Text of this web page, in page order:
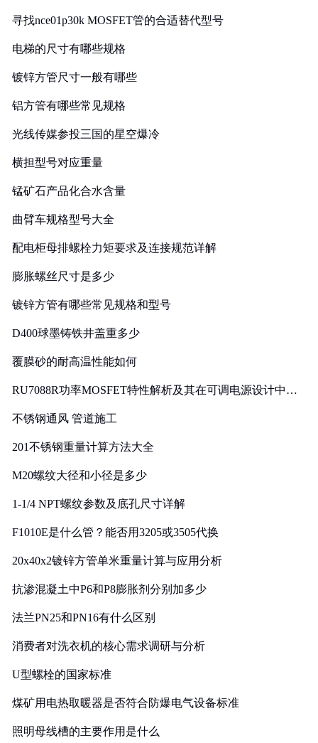
寻找nce01p30k MOSFET管的合适替代型号
电梯的尺寸有哪些规格
镀锌方管尺寸一般有哪些
铝方管有哪些常见规格
光线传媒参投三国的星空爆冷
横担型号对应重量
锰矿石产品化合水含量
曲臂车规格型号大全
配电柜母排螺栓力矩要求及连接规范详解
膨胀螺丝尺寸是多少
镀锌方管有哪些常见规格和型号
D400球墨铸铁井盖重多少
覆膜砂的耐高温性能如何
RU7088R功率MOSFET特性解析及其在可调电源设计中的
不锈钢通风 管道施工
201不锈钢重量计算方法大全
M20螺纹大径和小径是多少
1-1/4 NPT螺纹参数及底孔尺寸详解
F1010E是什么管？能否用3205或3505代换
20x40x2镀锌方管单米重量计算与应用分析
抗渗混凝土中P6和P8膨胀剂分别加多少
法兰PN25和PN16有什么区别
消费者对洗衣机的核心需求调研与分析
U型螺栓的国家标准
煤矿用电热取暖器是否符合防爆电气设备标准
照明母线槽的主要作用是什么